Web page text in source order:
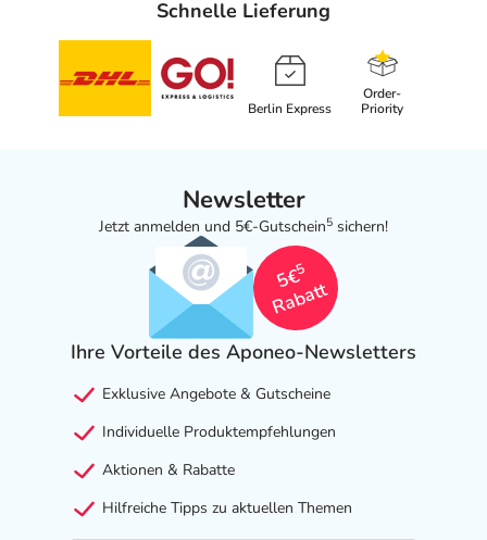
- Juckreiz
- Allgemeine Überempfindlichkeitsreaktionen
Bemerken Sie eine Befindlichkeitsstörung oder
Veränderung während der Behandlung, wenden Sie sich
an Ihren Arzt oder Apotheker.
Für die Information an dieser Stelle werden vor allem
Nebenwirkungen berücksichtigt, die bei mindestens
einem von 1.000 behandelten Patienten auftreten.
Dosierung
Anwendungshinweise
Art der Anwendung?
Schnelle Lieferung
Berlin Express
Order-
Priority
Newsletter
Jetzt anmelden und 5€-Gutschein5 sichern!
5€
5
Rabatt
Ihre Vorteile des Aponeo-Newsletters
Exklusive Angebote & Gutscheine
Individuelle Produktempfehlungen
Aktionen & Rabatte
Hilfreiche Tipps zu aktuellen Themen